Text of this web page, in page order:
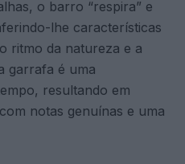
o barro “respira” e
lhe características
ritmo da natureza e a
garrafa é uma
resultando em
notas genuínas e uma